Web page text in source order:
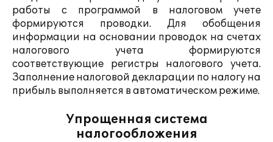
работы с программой в налоговом учете
формируются проводки. Для обобщения
информации на основании проводок на счетах
налогового учета формируются
соответствующие регистры налогового учета.
Заполнение налоговой декларации по налогу на
прибыль выполняется в автоматическом режиме.
Упрощенная система
налогообложения